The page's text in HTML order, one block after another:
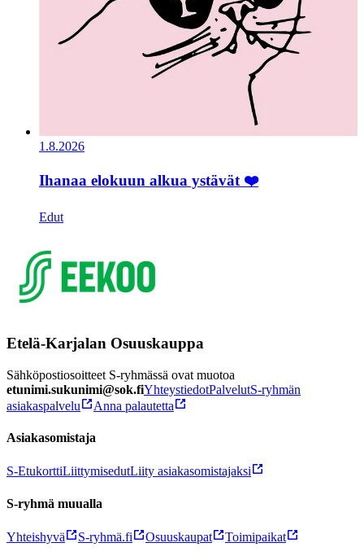
1.8.2026
Ihanaa elokuun alkua ystävät ❤️
Edut
Etelä-Karjalan Osuuskauppa
Sähköpostiosoitteet S-ryhmässä ovat muotoa
etunimi.sukunimi@sok.fiYhteystiedotPalvelutS-ryhmän
asiakaspalvelu
Anna palautetta
Asiakasomistaja
S-EtukorttiLiittymisedutLiity asiakasomistajaksi
S-ryhmä muualla
Yhteishyvä S-ryhmä.fi Osuuskaupat Toimipaikat